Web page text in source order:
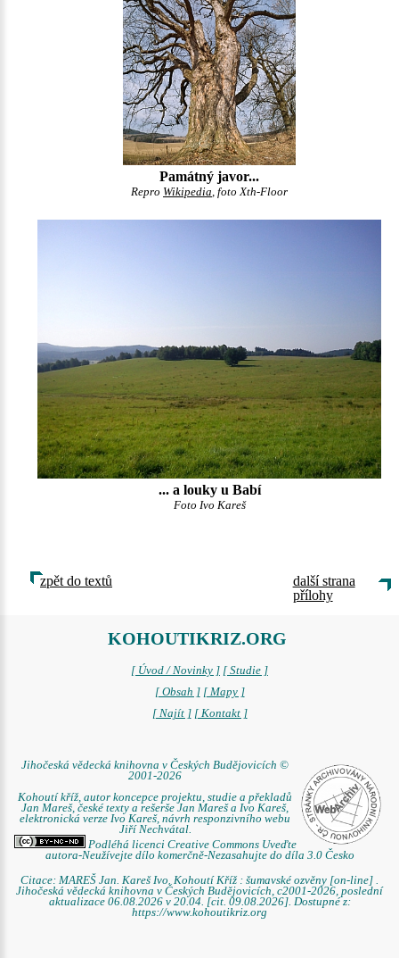
Památný javor...
Repro Wikipedia, foto Xth-Floor
... a louky u Babí
Foto Ivo Kareš
zpět do textů
další strana
přílohy
KOHOUTIKRIZ.ORG
[ Úvod / Novinky ] [ Studie ]
[ Obsah ] [ Mapy ]
[ Najít ] [ Kontakt ]
Jihočeská vědecká knihovna v Českých Budějovicích ©
2001-2026
Kohoutí kříž, autor koncepce projektu, studie a překladů
Jan Mareš, české texty a rešerše Jan Mareš a Ivo Kareš,
elektronická verze Ivo Kareš, návrh responzivního webu
Jiří Nechvátal.
Podléhá licenci Creative Commons Uveďte
autora-Neužívejte dílo komerčně-Nezasahujte do díla 3.0 Česko
Citace: MAREŠ Jan. Kareš Ivo. Kohoutí Kříž : šumavské ozvěny [on-line] .
Jihočeská vědecká knihovna v Českých Budějovicích, c2001-2026, poslední
aktualizace 06.08.2026 v 20.04. [cit. 09.08.2026]. Dostupné z:
https://www.kohoutikriz.org